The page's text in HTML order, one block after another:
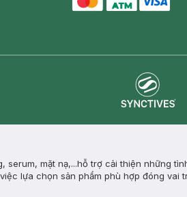
mặt nạ,...hỗ trợ cải thiện những
lựa chọn sản phẩm phù hợp đóng vai